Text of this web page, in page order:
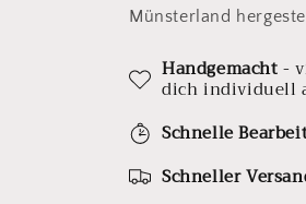
Münsterland
Handgemacht-
dich individuell
Schnelle
Schneller